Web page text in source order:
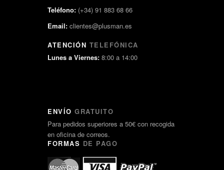
Teléfono: (+34) 91 883 68 66
Email: clientes@plusman.es
ATENCIÓN TELEFÓNICA
Lunes a Viernes: 8:00 a 14:00
ENVÍO GRATUITO
Para pedidos superiores a 50€ con recogida
en oficina de correos.
FORMAS DE PAGO